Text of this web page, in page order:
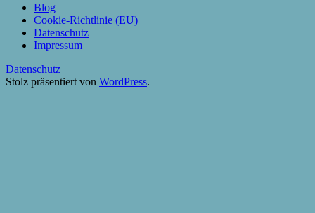
Blog
Cookie-Richtlinie (EU)
Datenschutz
Impressum
Datenschutz
Stolz präsentiert von WordPress.